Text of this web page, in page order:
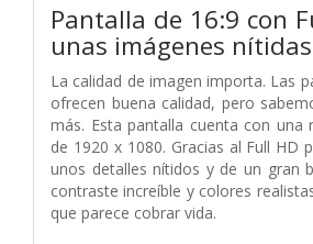
Pantalla de 16:9 con
unas imágenes nítidas
La calidad de imagen importa. Las
ofrecen buena calidad, pero
más. Esta pantalla cuenta con una
de 1920 x 1080. Gracias al Full HD
unos detalles nítidos y de un gran
contraste increíble y colores
que parece cobrar vida.